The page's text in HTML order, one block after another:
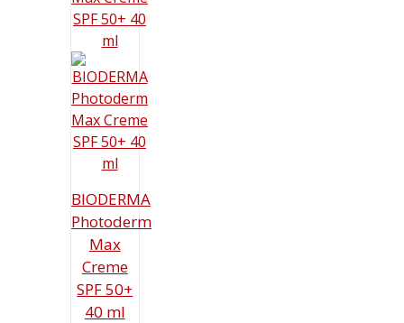
BIODERMA
Photoderm
Max
Creme
SPF 50+
40 ml